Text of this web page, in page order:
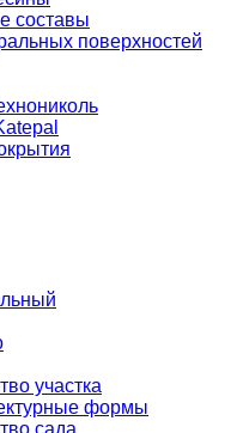
составы
поверхностей
участка
формы
сада